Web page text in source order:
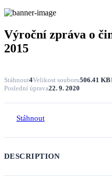
Výroční zpráva o
2015
Stáhnout4Velikost souboru506.41 KB
Poslední úprava22. 9. 2020
Stáhnout
DESCRIPTION